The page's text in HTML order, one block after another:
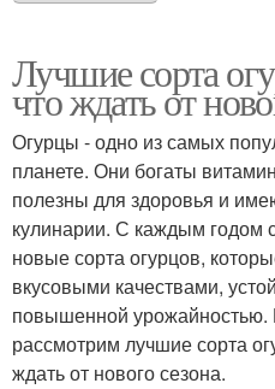
Лучшие сорта
что ждать от
Огурцы - одно из самых
планете. Они богаты
полезны для здоровья и
кулинарии. С каждым годом
новые сорта огурцов,
вкусовыми качествами,
повышенной урожайностью.
рассмотрим лучшие сорта
ждать от нового сезона.